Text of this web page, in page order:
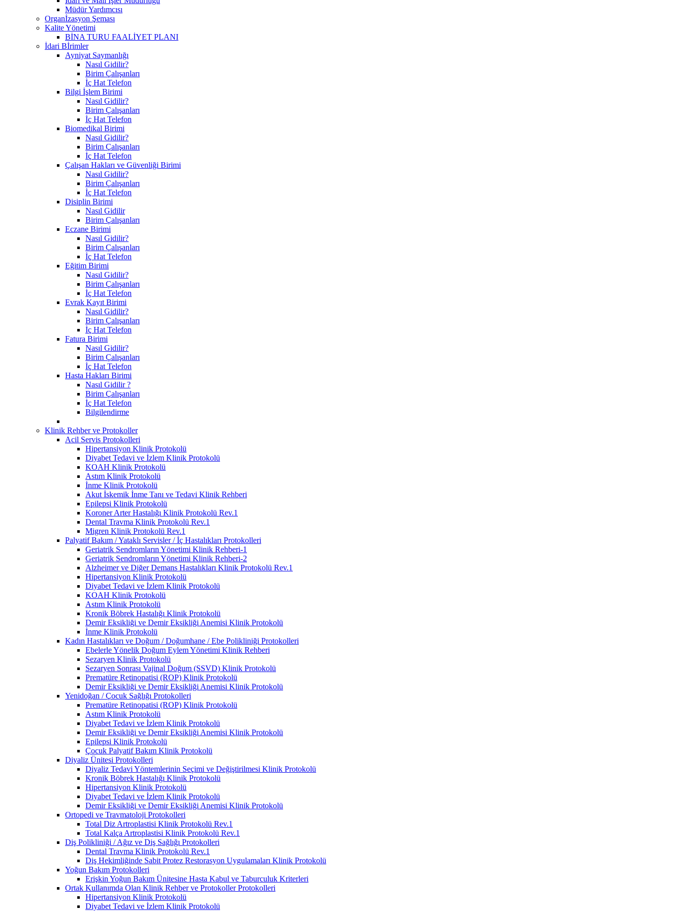
Müdür Yardımcısı
Organİzasyon Şeması
Kalite Yönetimi
BİNA TURU FAALİYET PLANI
İdari Bİrimler
Ayniyat Saymanlığı
Nasıl Gidilir?
Birim Çalışanları
İç Hat Telefon
Bilgi İşlem Birimi
Nasıl Gidilir?
Birim Çalışanları
İç Hat Telefon
Biomedikal Birimi
Nasıl Gidilir?
Birim Çalışanları
İç Hat Telefon
Çalışan Hakları ve Güvenliği Birimi
Nasıl Gidilir?
Birim Çalışanları
İç Hat Telefon
Disiplin Birimi
Nasıl Gidilir
Birim Çalışanları
Eczane Birimi
Nasıl Gidilir?
Birim Çalışanları
İç Hat Telefon
Eğitim Birimi
Nasıl Gidilir?
Birim Çalışanları
İç Hat Telefon
Evrak Kayıt Birimi
Nasıl Gidilir?
Birim Çalışanları
İç Hat Telefon
Fatura Birimi
Nasıl Gidilir?
Birim Çalışanları
İç Hat Telefon
Hasta Hakları Birimi
Nasıl Gidilir ?
Birim Çalışanları
İç Hat Telefon
Bilgilendirme
Klinik Rehber ve Protokoller
Acil Servis Protokolleri
Hipertansiyon Klinik Protokolü
Diyabet Tedavi ve İzlem Klinik Protokolü
KOAH Klinik Protokolü
Astım Klinik Protokolü
İnme Klinik Protokolü
Akut İskemik İnme Tanı ve Tedavi Klinik Rehberi
Epilepsi Klinik Protokolü
Koroner Arter Hastalığı Klinik Protokolü Rev.1
Dental Travma Klinik Protokolü Rev.1
Migren Klinik Protokolü Rev.1
Palyatif Bakım / Yataklı Servisler / İç Hastalıkları Protokolleri
Geriatrik Sendromların Yönetimi Klinik Rehberi-1
Geriatrik Sendromların Yönetimi Klinik Rehberi-2
Alzheimer ve Diğer Demans Hastalıkları Klinik Protokolü Rev.1
Hipertansiyon Klinik Protokolü
Diyabet Tedavi ve İzlem Klinik Protokolü
KOAH Klinik Protokolü
Astım Klinik Protokolü
Kronik Böbrek Hastalığı Klinik Protokolü
Demir Eksikliği ve Demir Eksikliği Anemisi Klinik Protokolü
İnme Klinik Protokolü
Kadın Hastalıkları ve Doğum / Doğumhane / Ebe Polikliniği Protokolleri
Ebelerle Yönelik Doğum Eylem Yönetimi Klinik Rehberi
Sezaryen Klinik Protokolü
Sezaryen Sonrası Vajinal Doğum (SSVD) Klinik Protokolü
Prematüre Retinopatisi (ROP) Klinik Protokolü
Demir Eksikliği ve Demir Eksikliği Anemisi Klinik Protokolü
Yenidoğan / Çocuk Sağlığı Protokolleri
Prematüre Retinopatisi (ROP) Klinik Protokolü
Astım Klinik Protokolü
Diyabet Tedavi ve İzlem Klinik Protokolü
Demir Eksikliği ve Demir Eksikliği Anemisi Klinik Protokolü
Epilepsi Klinik Protokolü
Çocuk Palyatif Bakım Klinik Protokolü
Diyaliz Ünitesi Protokolleri
Diyaliz Tedavi Yöntemlerinin Seçimi ve Değiştirilmesi Klinik Protokolü
Kronik Böbrek Hastalığı Klinik Protokolü
Hipertansiyon Klinik Protokolü
Diyabet Tedavi ve İzlem Klinik Protokolü
Demir Eksikliği ve Demir Eksikliği Anemisi Klinik Protokolü
Ortopedi ve Travmatoloji Protokolleri
Total Diz Artroplastisi Klinik Protokolü Rev.1
Total Kalça Artroplastisi Klinik Protokolü Rev.1
Diş Polikliniği / Ağız ve Diş Sağlığı Protokolleri
Dental Travma Klinik Protokolü Rev.1
Diş Hekimliğinde Sabit Protez Restorasyon Uygulamaları Klinik Protokolü
Yoğun Bakım Protokolleri
Erişkin Yoğun Bakım Ünitesine Hasta Kabul ve Taburculuk Kriterleri
Ortak Kullanımda Olan Klinik Rehber ve Protokoller Protokolleri
Hipertansiyon Klinik Protokolü
Diyabet Tedavi ve İzlem Klinik Protokolü